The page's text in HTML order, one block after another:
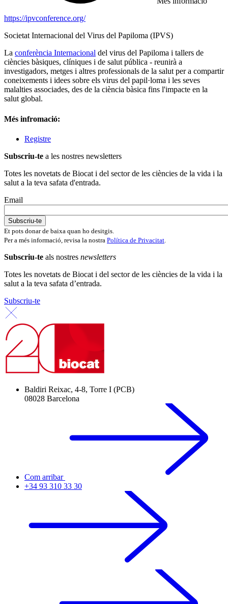
https://ipvconference.org/
Societat Internacional del Virus del Papiloma (IPVS)
La conferència Internacional del virus del Papiloma i tallers de
ciències bàsiques, clíniques i de salut pública - reunirà a
investigadors, metges i altres professionals de la salut per a compartir
coneixements i idees sobre els virus del papil·loma i les seves
malalties associades, des de la ciència bàsica fins l'impacte en la
salut global.
Més infromació:
Registre
Subscriu-te a les nostres newsletters
Totes les novetats de Biocat i del sector de les ciències de la vida i la
salut a la teva safata d'entrada.
Email
Et pots donar de baixa quan ho desitgis.
Per a més informació, revisa la nostra Política de Privacitat
Subscriu-te als nostres newsletters
Totes les novetats de Biocat i del sector de les ciències de la vida i la
salut a la teva safata d’entrada.
Subscriu-te
Baldiri Reixac, 4-8, Torre I (PCB)
08028 Barcelona
Com arribar
+34 93 310 33 30